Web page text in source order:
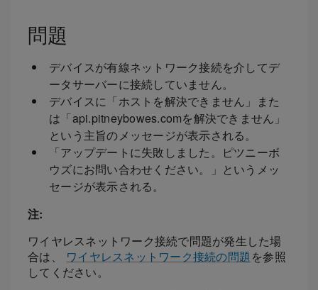
問題
デバイスが有線ネットワーク接続を介してデ
ータサーバーに接続していません。
デバイスに「ホストを解決できません」また
は「api.pitneybowes.comを解決できません」
という主旨のメッセージが表示される。
「アップデートに失敗しました。ピツニーボ
ウズにお問い合わせください。」というメッ
セージが表示される。
注:
ワイヤレスネットワーク接続で問題が発生した場
合は、
ワイヤレスネットワーク接続の問題 を参照
してください。